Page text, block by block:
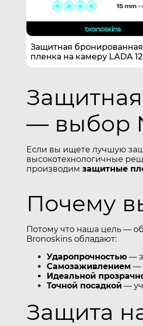
Защитная бронированная
пленка на камеру LADA
— выбор
Если вы ищете лучшую
высокотехнологичные
производим защитные
Почему
Потому что наша цель —
Bronoskins обладают:
Ударопрочностью —
Самозаживлением —
Идеальной
Точной посадкой —
Защита